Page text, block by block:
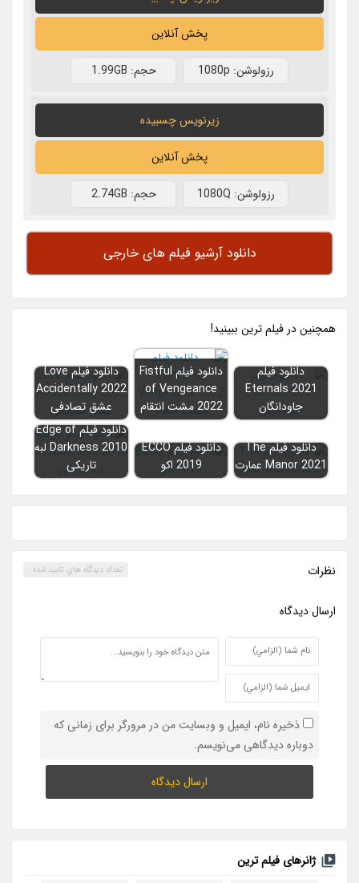
پخش آنلاین
رزولوشن: 1080p حجم: 1.99GB
زیرنویس چسبیده
پخش آنلاین
رزولوشن: 1080Q حجم: 2.74GB
دانلود آرشیو فیلم های خارجی
همچنين در فيلم ترين ببينيد!
دانلود فیلم
Eternals 2021
جاودانگان
دانلود فیلم Fistful
of Vengeance
2022 مشت انتقام
دانلود فیلم Love
Accidentally 2022
عشق تصادفی
دانلود فیلم The
Manor 2021 عمارت
دانلود فیلم ECCO
2019 اکو
دانلود فیلم Edge of
Darkness 2010 لبه
تاریکی
نظرات تعداد ديدگاه هاي تاييد شده :
ارسال ديدگاه
ذخیره نام، ایمیل و وبسایت من در مرورگر برای زمانی که
دوباره دیدگاهی می‌نویسم.
ژانرهای فیلم ترین